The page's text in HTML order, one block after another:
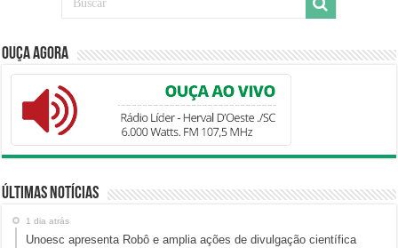
Ouça Agora
Últimas Notícias
1 dia atrás
Unoesc apresenta Robô e amplia ações de divulgação científica